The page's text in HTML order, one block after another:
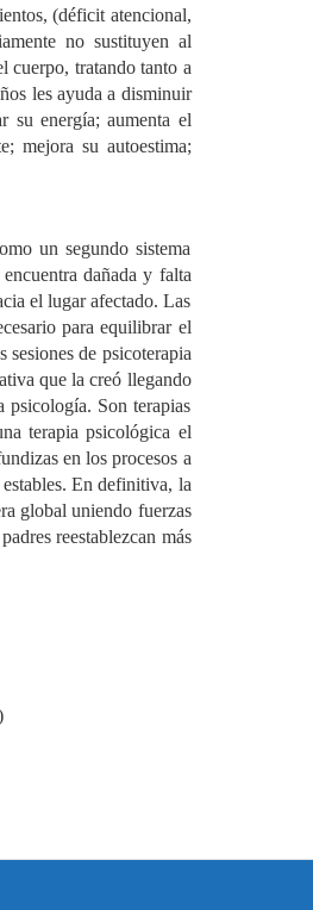
(déficit atencional,
no sustituyen al
cuerpo, tratando tanto a
les ayuda a disminuir
su energía; aumenta el
mejora su autoestima;
un segundo sistema
dañada y falta
el lugar afectado. Las
para equilibrar el
sesiones de psicoterapia
que la creó llegando
psicología. Son terapias
terapia psicológica el
en los procesos a
En definitiva, la
global uniendo fuerzas
reestablezcan más